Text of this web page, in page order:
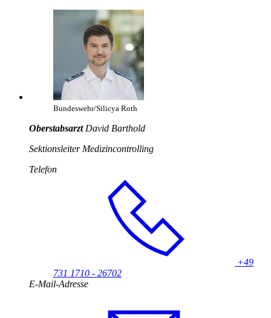
Bundeswehr/Silicya Roth
OberstabsarztDavid Barthold
Sektionsleiter Medizincontrolling
Telefon
+49
731 1710 - 26702
E-Mail-Adresse